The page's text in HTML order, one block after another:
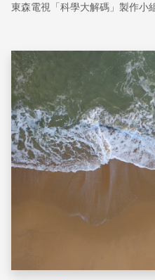
焦點放在珊瑚身上，不過，
放出美麗燦爛的螢光色，接
看，螢光珊瑚是怎麼呈現的。
東森電視「科學大解碼」製作小